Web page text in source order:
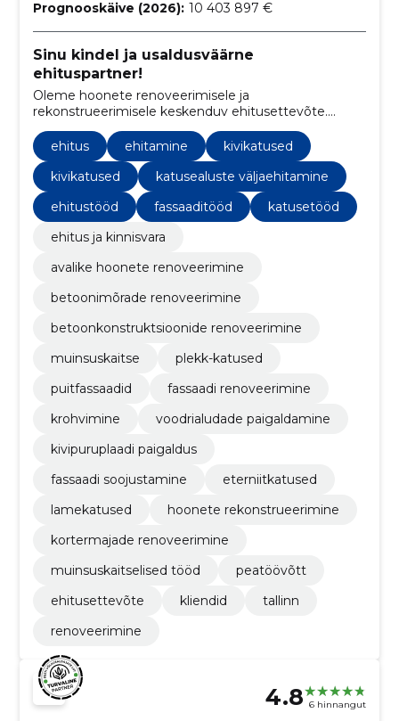
Prognooskäive (2026): 10 403 897 €
Sinu kindel ja usaldusväärne
ehituspartner!
Oleme hoonete renoveerimisele ja
rekonstrueerimisele keskenduv ehitusettevõte.
Oleme renoveerinud või rekonstrueerinud üle 200
hoone.
ehitus ehitamine
kivikatused
kivikatused
katusealuste väljaehitamine
ehitustööd
fassaaditööd
katusetööd
ehitus ja kinnisvara
avalike hoonete renoveerimine
betoonimõrade renoveerimine
betoonkonstruktsioonide renoveerimine
muinsuskaitse
plekk-katused
puitfassaadid
fassaadi renoveerimine
krohvimine
voodrialudade paigaldamine
kivipuruplaadi paigaldus
fassaadi soojustamine
eterniitkatused
lamekatused
hoonete rekonstrueerimine
kortermajade renoveerimine
muinsuskaitselised tööd​
peatöövõtt
ehitusettevõte
kliendid
tallinn
renoveerimine
4.8 6 hinnangut